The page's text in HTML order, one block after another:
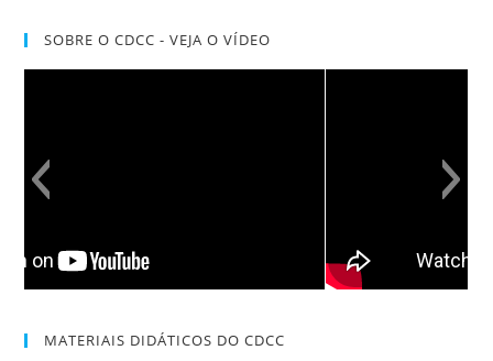
SOBRE O CDCC - VEJA O VÍDEO
MATERIAIS DIDÁTICOS DO CDCC